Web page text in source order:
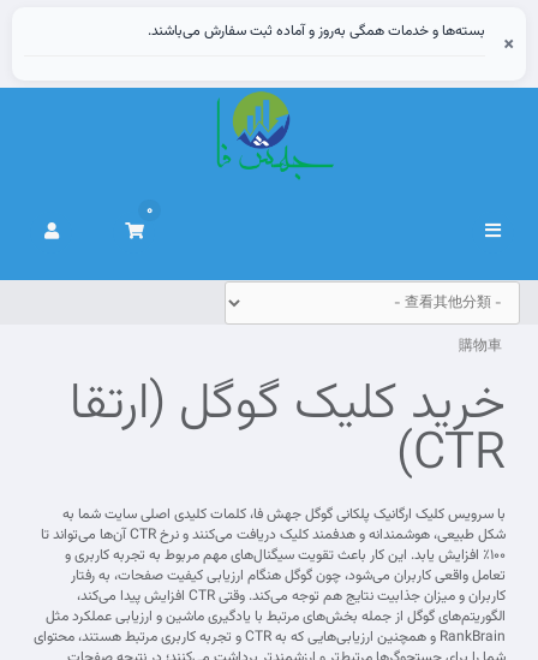
بسته‌ها و خدمات همگی به‌روز و آماده ثبت سفارش می‌باشند. ×
切
導
覽
0
購物車
خرید کلیک گوگل (ارتقا
CTR)
با سرویس کلیک ارگانیک پلکانی گوگل جهش فا، کلمات کلیدی اصلی سایت شما به
شکل طبیعی، هوشمندانه و هدفمند کلیک دریافت می‌کنند و نرخ CTR آن‌ها می‌تواند تا
۱۰۰٪ افزایش یابد. این کار باعث تقویت سیگنال‌های مهم مربوط به تجربه کاربری و
تعامل واقعی کاربران می‌شود، چون گوگل هنگام ارزیابی کیفیت صفحات، به رفتار
کاربران و میزان جذابیت نتایج هم توجه می‌کند. وقتی CTR افزایش پیدا می‌کند،
الگوریتم‌های گوگل از جمله بخش‌های مرتبط با یادگیری ماشین و ارزیابی عملکرد مثل
RankBrain و همچنین ارزیابی‌هایی که به CTR و تجربه کاربری مرتبط هستند، محتوای